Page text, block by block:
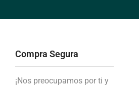
Compra Segura
¡Nos preocupamos por ti y